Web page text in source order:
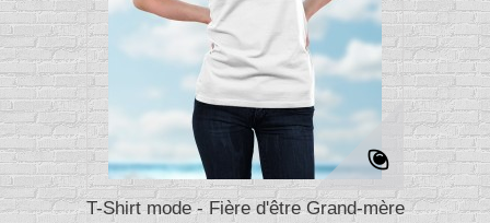
T-Shirt mode - Fière d'être Grand-mère